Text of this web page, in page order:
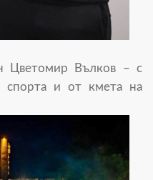
Цветомир Вълков – с
спорта и от кмета на